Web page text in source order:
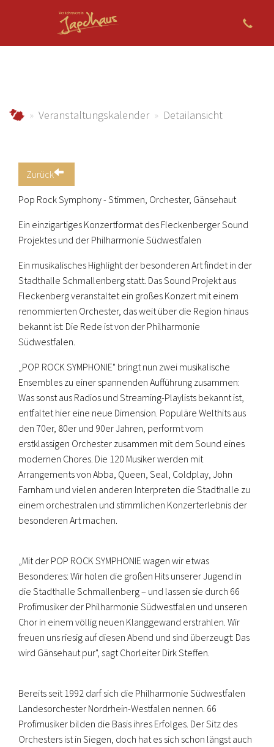
jagdhaus.infoVeranstaltungskalender Detailansicht
Zurück
Pop Rock Symphony - Stimmen, Orchester, Gänsehaut
Ein einzigartiges Konzertformat des Fleckenberger Sound
Projektes und der Philharmonie Südwestfalen
Ein musikalisches Highlight der besonderen Art findet in der
Stadthalle Schmallenberg statt. Das Sound Projekt aus
Fleckenberg veranstaltet ein großes Konzert mit einem
renommierten Orchester, das weit über die Region hinaus
bekannt ist: Die Rede ist von der Philharmonie
Südwestfalen.
„POP ROCK SYMPHONIE" bringt nun zwei musikalische
Ensembles zu einer spannenden Aufführung zusammen:
Was sonst aus Radios und Streaming-Playlists bekannt ist,
entfaltet hier eine neue Dimension. Populäre Welthits aus
den 70er, 80er und 90er Jahren, performt vom
erstklassigen Orchester zusammen mit dem Sound eines
modernen Chores. Die 120 Musiker werden mit
Arrangements von Abba, Queen, Seal, Coldplay, John
Farnham und vielen anderen Interpreten die Stadthalle zu
einem orchestralen und stimmlichen Konzerterlebnis der
besonderen Art machen.
„Mit der POP ROCK SYMPHONIE wagen wir etwas
Besonderes: Wir holen die großen Hits unserer Jugend in
die Stadthalle Schmallenberg – und lassen sie durch 66
Profimusiker der Philharmonie Südwestfalen und unseren
Chor in einem völlig neuen Klanggewand erstrahlen. Wir
freuen uns riesig auf diesen Abend und sind überzeugt: Das
wird Gänsehaut pur", sagt Chorleiter Dirk Steffen.
Bereits seit 1992 darf sich die Philharmonie Südwestfalen
Landesorchester Nordrhein-Westfalen nennen. 66
Profimusiker bilden die Basis ihres Erfolges. Der Sitz des
Orchesters ist in Siegen, doch hat es sich schon längst auch